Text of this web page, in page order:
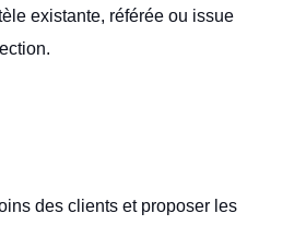
existante, référée ou issue
des clients et proposer les